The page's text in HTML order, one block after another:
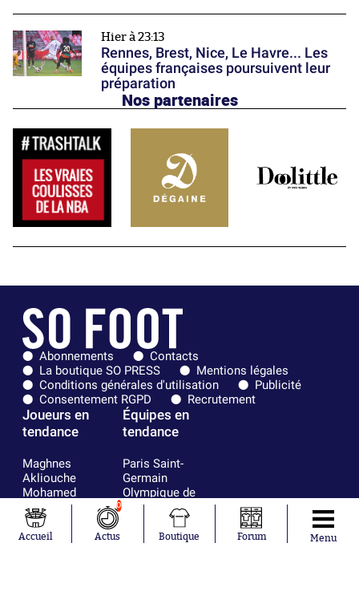
Hier à 23:13
Rennes, Brest, Nice, Le Havre... Les
équipes françaises poursuivent leur
préparation
Nos partenaires
Abonnements
Contacts
La boutique SO PRESS
Mentions légales
Conditions générales d'utilisation
Publicité
Consentement RGPD
Recrutement
Joueurs en
tendance
Maghnes
Akliouche
Mohamed
Salah
Lionel Messi
Ferrán Torres
Équipes en
tendance
Paris Saint-
Germain
Olympique de
Marseille
Real Madrid
Accueil
0
Actus Boutique Forum Menu